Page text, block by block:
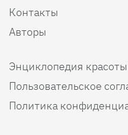
Контакты
Авторы
Энциклопедия красоты
Пользовательское
Политика